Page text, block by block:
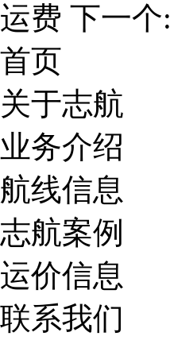
运费 下一个:
首页
关于志航
业务介绍
航线信息
志航案例
运价信息
联系我们